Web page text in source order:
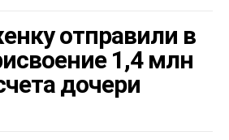
отправили в
1,4 млн
дочери